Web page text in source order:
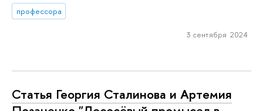
профессора
3 сентября 2024
Статья Георгия Сталинова и Артемия